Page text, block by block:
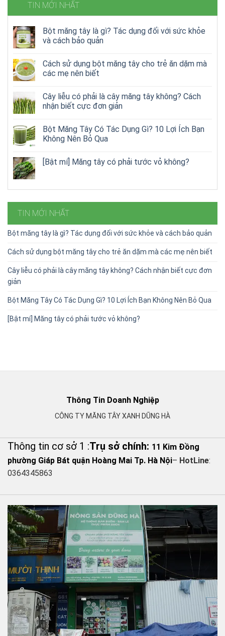
TIN MỚI NHẤT
Bột măng tây là gì? Tác dụng đối với sức khỏe
và cách bảo quản
Cách sử dụng bột măng tây cho trẻ ăn dặm mà
các mẹ nên biết
Cây liễu có phải là cây măng tây không? Cách
nhận biết cực đơn giản
Bột Măng Tây Có Tác Dụng Gì? 10 Lợi Ích Bạn
Không Nên Bỏ Qua
[Bật mí] Măng tây có phải tước vỏ không?
TIN MỚI NHẤT
Bột măng tây là gì? Tác dụng đối với sức khỏe và cách bảo quản
Cách sử dụng bột măng tây cho trẻ ăn dặm mà các mẹ nên biết
Cây liễu có phải là cây măng tây không? Cách nhận biết cực đơn
giản
Bột Măng Tây Có Tác Dụng Gì? 10 Lợi Ích Bạn Không Nên Bỏ Qua
[Bật mí] Măng tây có phải tước vỏ không?
Thông Tin Doanh Nghiệp
CÔNG TY MĂNG TÂY XANH DŨNG HÀ
Thông tin cơ sở 1 :Trụ sở chính: 11 Kim Đồng
phường Giáp Bát quận Hoàng Mai Tp. Hà Nội– HotLine:
0364345863